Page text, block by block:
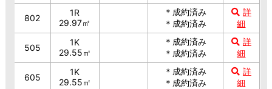
802
1R
29.97㎡
＊成約済み
＊成約済み
詳
細
505
1K
29.55㎡
＊成約済み
＊成約済み
詳
細
605
1K
29.55㎡
＊成約済み
＊成約済み
詳
細